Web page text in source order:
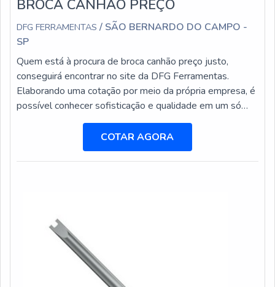
BROCA CANHÃO PREÇO
DFG FERRAMENTAS / SÃO BERNARDO DO CAMPO -
SP
Quem está à procura de broca canhão preço justo,
conseguirá encontrar no site da DFG Ferramentas.
Elaborando uma cotação por meio da própria empresa, é
possível conhecer sofisticação e qualidade em um só
lugar.Quando o assunto é broca canhão preço acessível,
com a equipe da DFG Ferramentas o cliente encontrará
excelente custo-benefício com setor exclusivo de
assistência técnica para suprir a necessidade de cada
COTAR AGORA